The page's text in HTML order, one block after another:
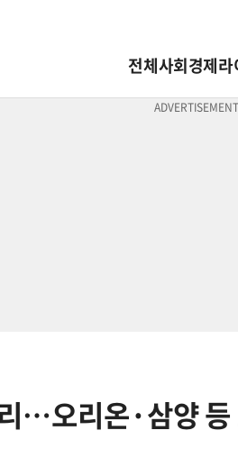
전체사회경제라
…오리온·삼양